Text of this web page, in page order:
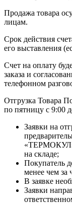
Продажа товара
лицам.
Срок действия
его выставления
Счет на оплату
заказа и
телефонном
Отгрузка Товара
по пятницу с 9:00
Заявки на
«ТЕРМОКУЛ»
на складе;
Покупатель
менее чем за
В заявке
Заявки